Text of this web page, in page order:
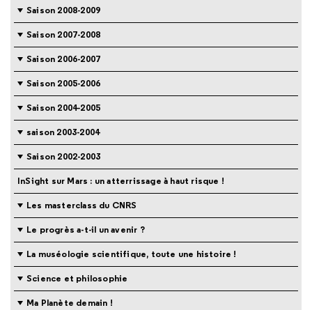
Saison 2008-2009
Saison 2007-2008
Saison 2006-2007
Saison 2005-2006
Saison 2004-2005
saison 2003-2004
Saison 2002-2003
InSight sur Mars : un atterrissage à haut risque !
Les masterclass du CNRS
Le progrès a-t-il un avenir ?
La muséologie scientifique, toute une histoire !
Science et philosophie
Ma Planète demain !